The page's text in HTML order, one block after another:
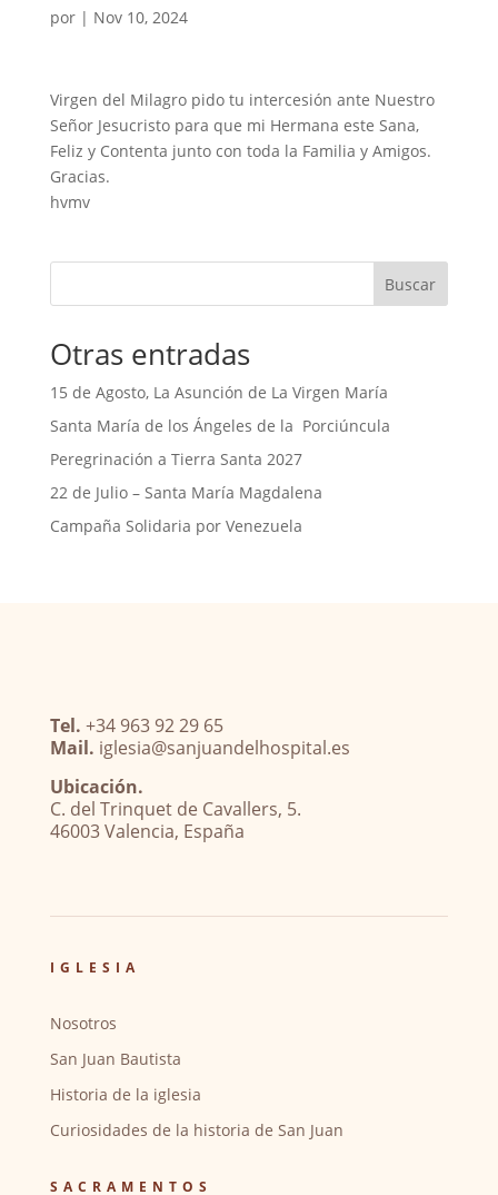
por | Nov 10, 2024
Virgen del Milagro pido tu intercesión ante Nuestro
Señor Jesucristo para que mi Hermana este Sana,
Feliz y Contenta junto con toda la Familia y Amigos.
Gracias.
hvmv
Buscar
Otras entradas
15 de Agosto, La Asunción de La Virgen María
Santa María de los Ángeles de la Porciúncula
Peregrinación a Tierra Santa 2027
22 de Julio – Santa María Magdalena
Campaña Solidaria por Venezuela
Tel. +34 963 92 29 65
Mail. iglesia@sanjuandelhospital.es
Ubicación.
C. del Trinquet de Cavallers, 5.
46003 Valencia, España
IGLESIA
Nosotros
San Juan Bautista
Historia de la iglesia
Curiosidades de la historia de San Juan
SACRAMENTOS